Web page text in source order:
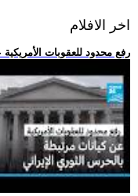
اخر الافلام
.. رفع محدود للعقوبات